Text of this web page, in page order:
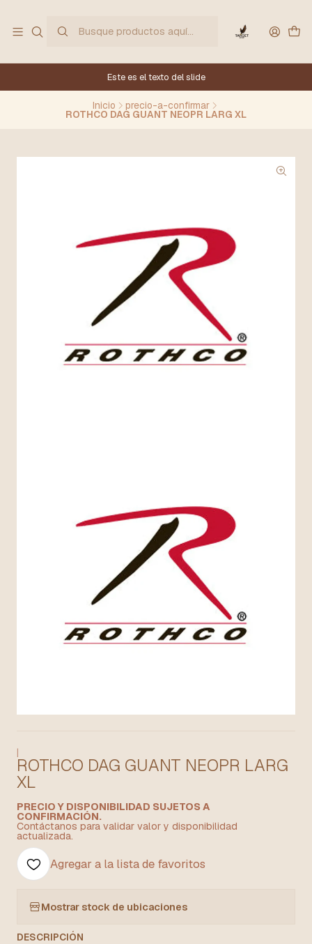
Este es el texto del slide
Inicio precio-a-confirmar
ROTHCO DAG GUANT NEOPR LARG XL
|
ROTHCO DAG GUANT NEOPR LARG
XL
PRECIO Y DISPONIBILIDAD SUJETOS A
CONFIRMACIÓN.
Contáctanos para validar valor y disponibilidad
actualizada.
Agregar a la lista de favoritos
Mostrar stock de ubicaciones
DESCRIPCIÓN